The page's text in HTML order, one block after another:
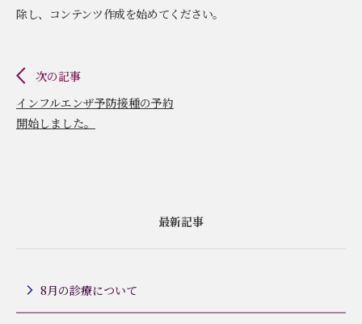
除し、コンテンツ作成を始めてください。
arrow_back_ios 次の記事
インフルエンザ予防接種の予約
開始しました。
最新記事
8月の診療について